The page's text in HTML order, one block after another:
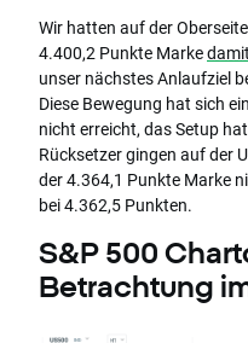
Wir hatten auf der
4.400,2 Punkte Marke
unser nächstes Anlaufziel
Diese Bewegung hat sich
nicht erreicht, das Setup
Rücksetzer gingen auf der
der 4.364,1 Punkte Marke
bei 4.362,5 Punkten.
S&P 500
Betrachtung